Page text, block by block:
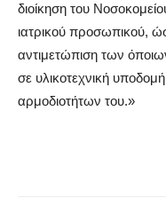
διοίκηση του
ιατρικού προσωπικού,
αντιμετώπιση των
σε υλικοτεχνική
αρμοδιοτήτων του.»